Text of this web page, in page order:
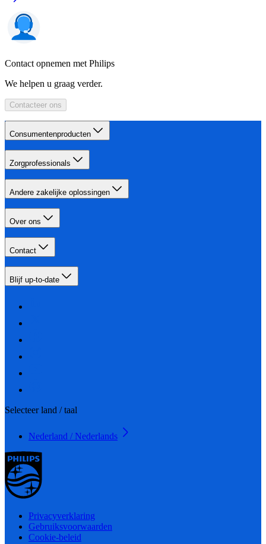
Contact opnemen met Philips
We helpen u graag verder.
Contacteer ons
Consumentenproducten
Zorgprofessionals
Andere zakelijke oplossingen
Over ons
Contact
Blijf up-to-date
Selecteer land / taal
Nederland / Nederlands
Privacyverklaring
Gebruiksvoorwaarden
Cookie-beleid